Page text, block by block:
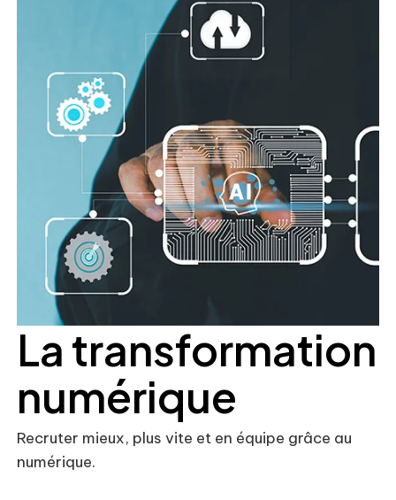
La transformation
numérique
Recruter mieux, plus vite et en équipe grâce au
numérique.